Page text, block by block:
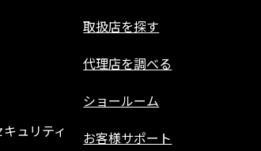
ュリティ
取扱店を探す
代理店を調べる
ショールーム
お客様サポート